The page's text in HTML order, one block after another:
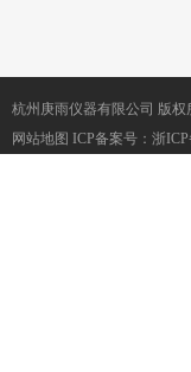
杭州庚雨仪器有限公司 版权
网站地图 ICP备案号： 浙ICP